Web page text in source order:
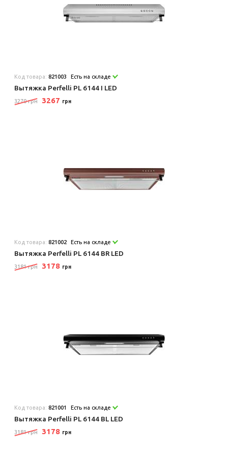
Код товара:821003 Есть на складе
Вытяжка Perfelli PL 6144 I LED
3270 грн 3267 грн
Код товара:821002 Есть на складе
Вытяжка Perfelli PL 6144 BR LED
3181 грн 3178 грн
Код товара:821001 Есть на складе
Вытяжка Perfelli PL 6144 BL LED
3181 грн 3178 грн